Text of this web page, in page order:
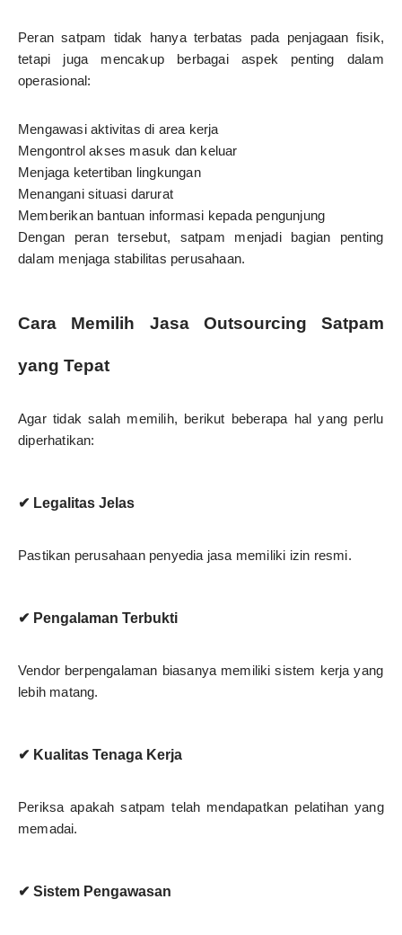
Peran satpam tidak hanya terbatas pada penjagaan fisik,
tetapi juga mencakup berbagai aspek penting dalam
operasional:
Mengawasi aktivitas di area kerja
Mengontrol akses masuk dan keluar
Menjaga ketertiban lingkungan
Menangani situasi darurat
Memberikan bantuan informasi kepada pengunjung
Dengan peran tersebut, satpam menjadi bagian penting
dalam menjaga stabilitas perusahaan.
Cara Memilih Jasa Outsourcing Satpam
yang Tepat
Agar tidak salah memilih, berikut beberapa hal yang perlu
diperhatikan:
✔ Legalitas Jelas
Pastikan perusahaan penyedia jasa memiliki izin resmi.
✔ Pengalaman Terbukti
Vendor berpengalaman biasanya memiliki sistem kerja yang
lebih matang.
✔ Kualitas Tenaga Kerja
Periksa apakah satpam telah mendapatkan pelatihan yang
memadai.
✔ Sistem Pengawasan